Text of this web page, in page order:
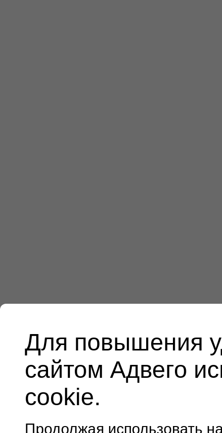
Для повышения
сайтом Адвего
cookie.
Продолжая использовать